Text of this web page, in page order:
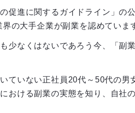
促進に関するガイドライン」の
の大手企業が副業を認めていま
少なくはないであろう今、「副
ていない正社員20代～50代の男
おける副業の実態を知り、自社